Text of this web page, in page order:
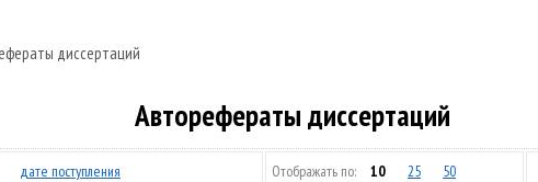
диссертаций
Авторефераты диссертаций
дате поступления Отображать по: 10 25 50